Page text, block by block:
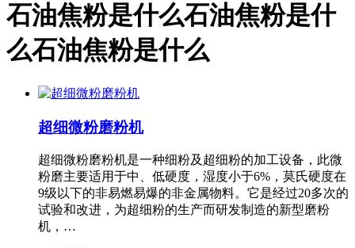
石油焦粉是什么石油焦粉是什
么石油焦粉是什么
超细微粉磨粉机
超细微粉磨粉机是一种细粉及超细粉的加工设备，此微
粉磨主要适用于中、低硬度，湿度小于6%，莫氏硬度在
9级以下的非易燃易爆的非金属物料。它是经过20多次的
试验和改进，为超细粉的生产而研发制造的新型磨粉
机，…